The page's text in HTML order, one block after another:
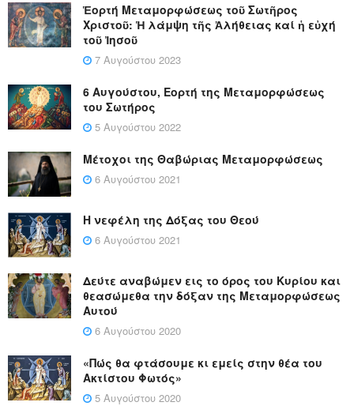
Ἑορτή Μεταμορφώσεως τοῦ Σωτῆρος
Χριστοῦ: Ἡ λάμψη τῆς Ἀλήθειας καί ἡ εὐχή
τοῦ Ἰησοῦ
7 Αυγούστου 2023
6 Αυγούστου, Εορτή της Μεταμορφώσεως
του Σωτήρος
5 Αυγούστου 2022
Μέτοχοι της Θαβώριας Μεταμορφώσεως
6 Αυγούστου 2021
Η νεφέλη της Δόξας του Θεού
6 Αυγούστου 2021
Δεύτε αναβώμεν εις το όρος του Κυρίου και
θεασώμεθα την δόξαν της Μεταμορφώσεως
Αυτού
6 Αυγούστου 2020
«Πώς θα φτάσουμε κι εμείς στην θέα του
Ακτίστου Φωτός»
5 Αυγούστου 2020